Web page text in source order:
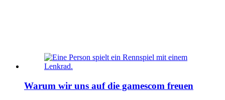
Warum wir uns auf die gamescom freuen